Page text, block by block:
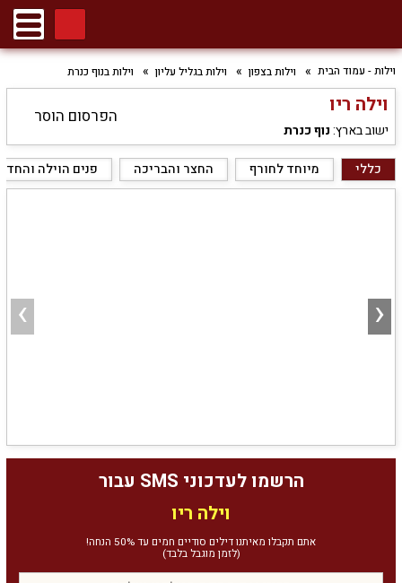
וילות - עמוד הבית וילות בצפון וילות בגליל עליון וילות בנוף כנרת
וילה ריו
ישוב בארץ:נוף כנרת
הפרסום הוסר
כללי מיוחד לחורף החצר והבריכה פנים הוילה
הרשמו לעדכוני SMS עבור
וילה ריו
אתם תקבלו מאיתנו דילים סודיים חמים עד 50% הנחה!
(לזמן מוגבל בלבד)